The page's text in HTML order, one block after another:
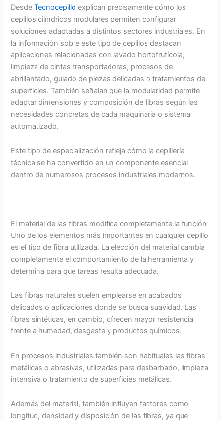
DesdeTecnocepillo explican precisamente cómo los
cepillos cilíndricos modulares permiten configurar
soluciones adaptadas a distintos sectores industriales. En
la información sobre este tipo de cepillos destacan
aplicaciones relacionadas con lavado hortofrutícola,
limpieza de cintas transportadoras, procesos de
abrillantado, guiado de piezas delicadas o tratamientos de
superficies. También señalan que la modularidad permite
adaptar dimensiones y composición de fibras según las
necesidades concretas de cada maquinaria o sistema
automatizado.
Este tipo de especialización refleja cómo la cepillería
técnica se ha convertido en un componente esencial
dentro de numerosos procesos industriales modernos.
El material de las fibras modifica completamente la función
Uno de los elementos más importantes en cualquier cepillo
es el tipo de fibra utilizada. La elección del material cambia
completamente el comportamiento de la herramienta y
determina para qué tareas resulta adecuada.
Las fibras naturales suelen emplearse en acabados
delicados o aplicaciones donde se busca suavidad. Las
fibras sintéticas, en cambio, ofrecen mayor resistencia
frente a humedad, desgaste y productos químicos.
En procesos industriales también son habituales las fibras
metálicas o abrasivas, utilizadas para desbarbado, limpieza
intensiva o tratamiento de superficies metálicas.
Además del material, también influyen factores como
longitud, densidad y disposición de las fibras, ya que